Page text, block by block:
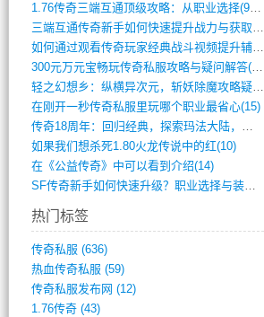
1.76传奇三端互通顶级攻略：从职业选择(972)
三端互通传奇新手如何快速提升战力与获取稀(379)
如何通过观看传奇玩家经典战斗视频提升辅助(661)
300元万元宝畅玩传奇私服攻略与疑问解答(828)
轻之幻想乡：纵横异次元，斩妖除魔攻略疑云(404)
在刚开一秒传奇私服里玩哪个职业最省心(15)
传奇18周年：回归经典，探索玛法大陆，寻(798)
如果我们想杀死1.80火龙传说中的红(10)
在《公益传奇》中可以看到介绍(14)
SF传奇新手如何快速升级？职业选择与装备(711)
热门标签
传奇私服 (636)
热血传奇私服 (59)
传奇私服发布网 (12)
1.76传奇(43)